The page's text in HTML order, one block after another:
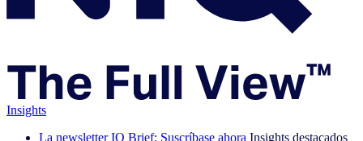
Insights
La newsletter IQ Brief: Suscríbase ahora Insights destacados